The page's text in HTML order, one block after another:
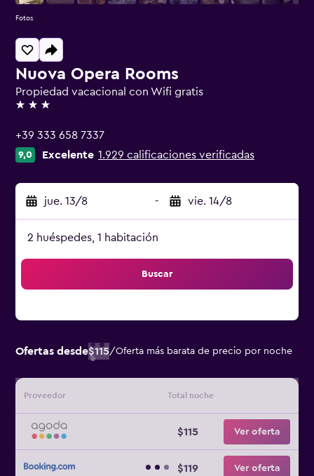
Nuova Opera Rooms
Propiedad vacacional con Wifi gratis
3 estrellas
+39 333 658 7337
9,0 Excelente 1.929 calificaciones verificadas
jue. 13/8 - vie. 14/8
2 huéspedes, 1 habitación
Buscar
Ofertas desde$115/Oferta más barata de precio por noche
Proveedor Total noche
$115 Ver oferta
$119 Ver oferta
Fotos